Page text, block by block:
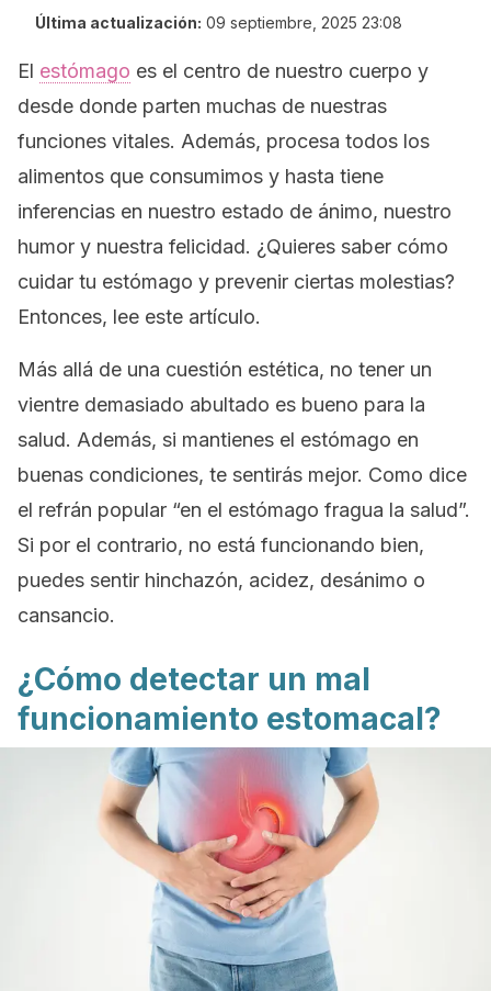
Última actualización: 09 septiembre, 2025 23:08
El estómago es el centro de nuestro cuerpo y
desde donde parten muchas de nuestras
funciones vitales. Además, procesa todos los
alimentos que consumimos y hasta tiene
inferencias en nuestro estado de ánimo, nuestro
humor y nuestra felicidad. ¿Quieres saber cómo
cuidar tu estómago y prevenir ciertas molestias?
Entonces, lee este artículo.
Más allá de una cuestión estética, no tener un
vientre demasiado abultado es bueno para la
salud. Además, si mantienes el estómago en
buenas condiciones, te sentirás mejor. Como dice
el refrán popular “en el estómago fragua la salud”.
Si por el contrario, no está funcionando bien,
puedes sentir hinchazón, acidez, desánimo o
cansancio.
¿Cómo detectar un mal
funcionamiento estomacal?